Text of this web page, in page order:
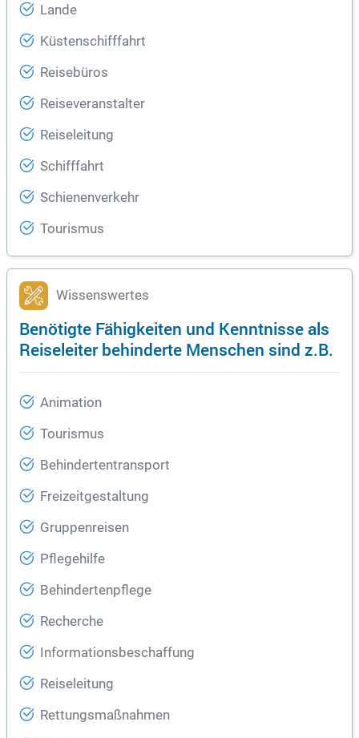
Lande
Küstenschifffahrt
Reisebüros
Reiseveranstalter
Reiseleitung
Schifffahrt
Schienenverkehr
Tourismus
Wissenswertes
Benötigte Fähigkeiten und Kenntnisse als
Reiseleiter behinderte Menschen sind z.B.
Animation
Tourismus
Behindertentransport
Freizeitgestaltung
Gruppenreisen
Pflegehilfe
Behindertenpflege
Recherche
Informationsbeschaffung
Reiseleitung
Rettungsmaßnahmen